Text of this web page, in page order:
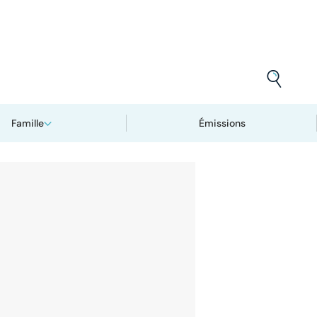
Famille Émissions